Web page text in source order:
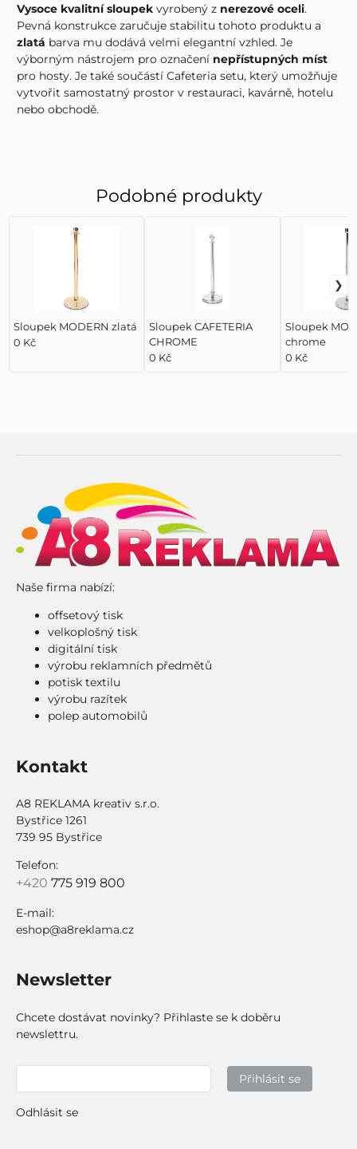
Vysoce kvalitní sloupek vyrobený z nerezové oceli.
Pevná konstrukce zaručuje stabilitu tohoto produktu a
zlatá barva mu dodává velmi elegantní vzhled. Je
výborným nástrojem pro označení nepřístupných míst
pro hosty. Je také součástí Cafeteria setu, který umožňuje
vytvořit samostatný prostor v restauraci, kavárně, hotelu
nebo obchodě.
Podobné produkty
Sloupek MODERN zlatá
0 Kč
Sloupek CAFETERIA
CHROME
0 Kč
Sloupek
chrome
0 Kč
Naše firma nabízí:
offsetový tisk
velkoplošný tisk
digitální tisk
výrobu reklamních předmětů
potisk textilu
výrobu razítek
polep automobilů
Kontakt
A8 REKLAMA kreativ s.r.o.
Bystřice 1261
739 95 Bystřice
Telefon:
+420 775 919 800
E-mail:
eshop@a8reklama.cz
Newsletter
Chcete dostávat novinky? Přihlaste se k doběru
newslettru.
Přihlásit se
Odhlásit se